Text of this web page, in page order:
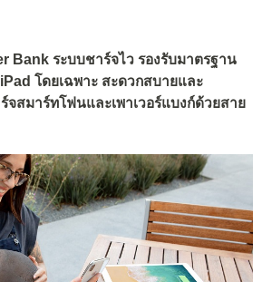
Bank ระบบชาร์จไว รองรับมาตรฐาน
โดยเฉพาะ สะดวกสบายและ
สมาร์ทโฟนและเพาเวอร์แบงก์ด้วยสาย